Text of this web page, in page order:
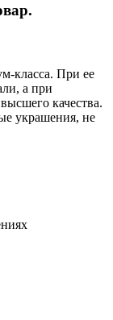
класса. При ее
а при
качества.
украшения, не